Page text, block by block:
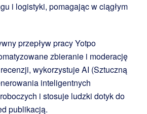
i logistyki, pomagając w ciągłym
przepływ pracy Yotpo
zbieranie i moderację
wykorzystuje AI (Sztuczną
inteligentnych
i stosuje ludzki dotyk do
publikacją.